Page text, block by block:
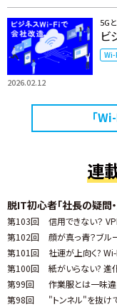
2026.02.12
5G
ビ
Wi-
「
連
脱IT初心者「社長の疑問
第103回 信用できない？
第102回
顔が真っ青？ブル
第101回
社運が上向く?
第100回
紙がいらない? 進
第99回
作業服とは一味違
第98回
"トンネル"を抜け